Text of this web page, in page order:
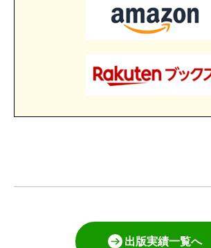
出版実績一覧へ